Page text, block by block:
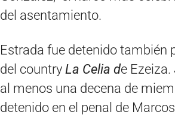
del asentamiento.
Estrada fue detenido también
del country La Celia de
al menos una decena de
detenido en el penal de